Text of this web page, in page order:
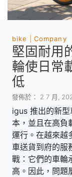
bike Company
堅固耐用
輪使日常
低
發佈於： 2 7 月,
igus 推出的新
本，並且在高負
運行。在越來越
車送貨到府的服
戰：它們的車輪
高。因此，問題